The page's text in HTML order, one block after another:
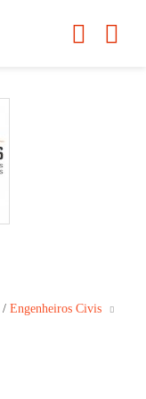
/ Engenheiros Civis